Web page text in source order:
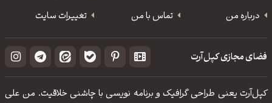
درباره من
تماس با من تغییرات سایت
فضای مجازی کپل‌آرت
کپل‌آرت یعنی طراحی گرافیک و برنامه نویسی با چاشنی خلاقیت. من علی